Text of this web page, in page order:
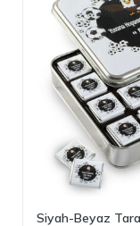
Siyah-Beyaz